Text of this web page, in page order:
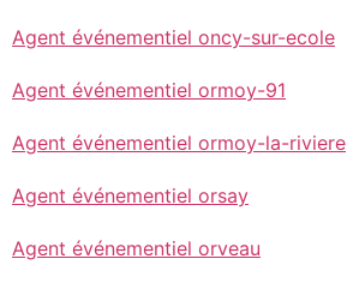
Agent événementiel oncy-sur-ecole
Agent événementiel ormoy-91
Agent événementiel ormoy-la-riviere
Agent événementiel orsay
Agent événementiel orveau